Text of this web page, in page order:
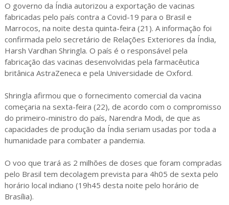
O governo da Índia autorizou a exportação de vacinas
fabricadas pelo país contra a Covid-19 para o Brasil e
Marrocos, na noite desta quinta-feira (21). A informação foi
confirmada pelo secretário de Relações Exteriores da Índia,
Harsh Vardhan Shringla. O país é o responsável pela
fabricação das vacinas desenvolvidas pela farmacêutica
britânica AstraZeneca e pela Universidade de Oxford.
Shringla afirmou que o fornecimento comercial da vacina
começaria na sexta-feira (22), de acordo com o compromisso
do primeiro-ministro do país, Narendra Modi, de que as
capacidades de produção da Índia seriam usadas por toda a
humanidade para combater a pandemia.
O voo que trará as 2 milhões de doses que foram compradas
pelo Brasil tem decolagem prevista para 4h05 de sexta pelo
horário local indiano (19h45 desta noite pelo horário de
Brasília).